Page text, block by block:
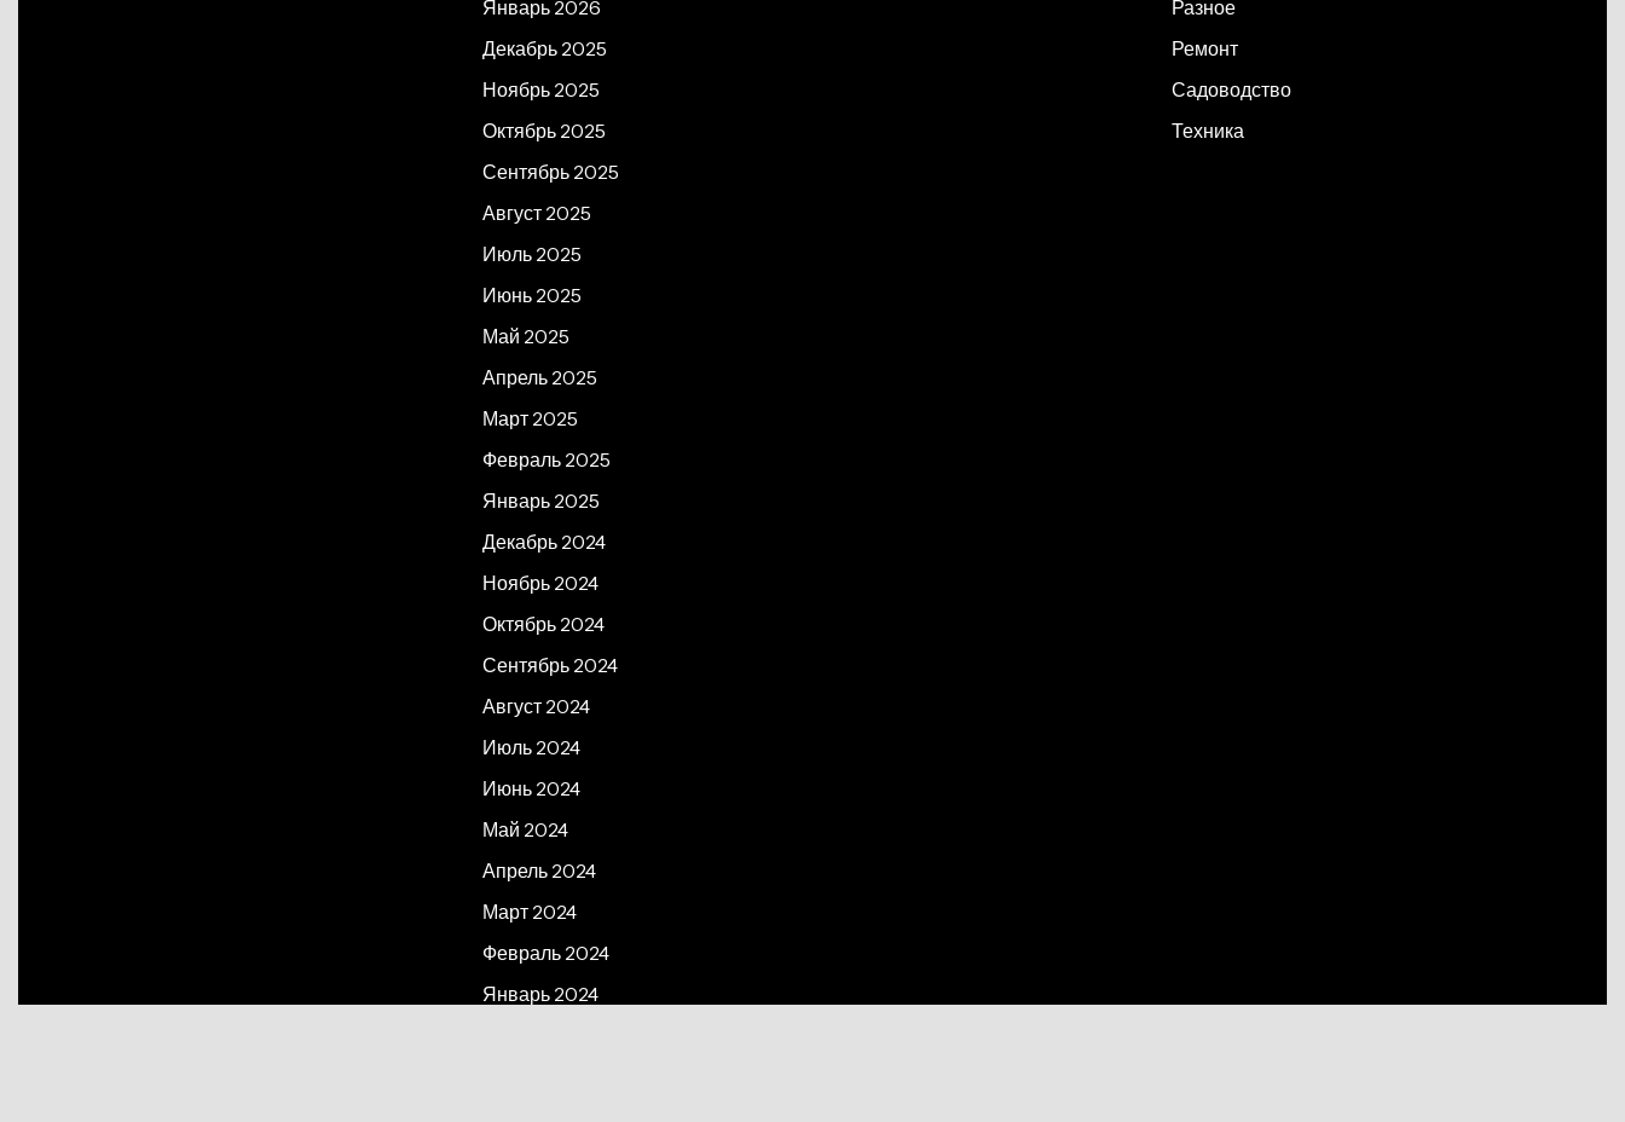
Январь 2026
Декабрь 2025
Ноябрь 2025
Октябрь 2025
Сентябрь 2025
Август 2025
Июль 2025
Июнь 2025
Май 2025
Апрель 2025
Март 2025
Февраль 2025
Январь 2025
Декабрь 2024
Ноябрь 2024
Октябрь 2024
Сентябрь 2024
Август 2024
Июль 2024
Июнь 2024
Май 2024
Апрель 2024
Март 2024
Февраль 2024
Январь 2024
Разное
Ремонт
Садоводство
Техника